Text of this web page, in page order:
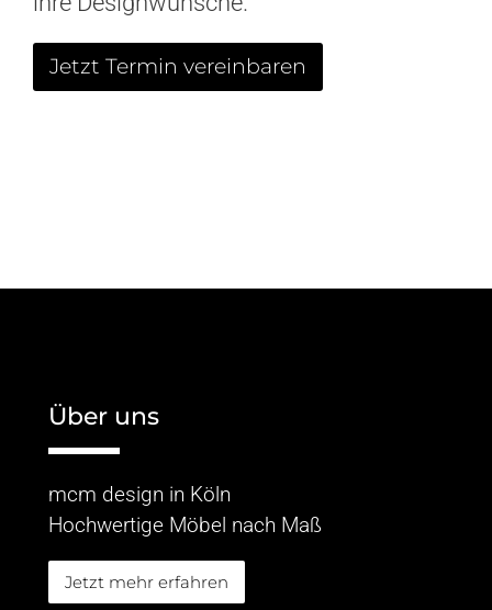
Jetzt Termin vereinbaren
Über uns
mcm design in Köln
Hochwertige Möbel nach Maß
Jetzt mehr erfahren